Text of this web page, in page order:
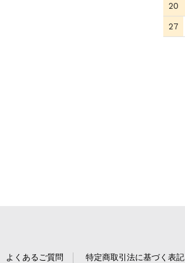
20
27
よくあるご質問 特定商取引法に基づく表記